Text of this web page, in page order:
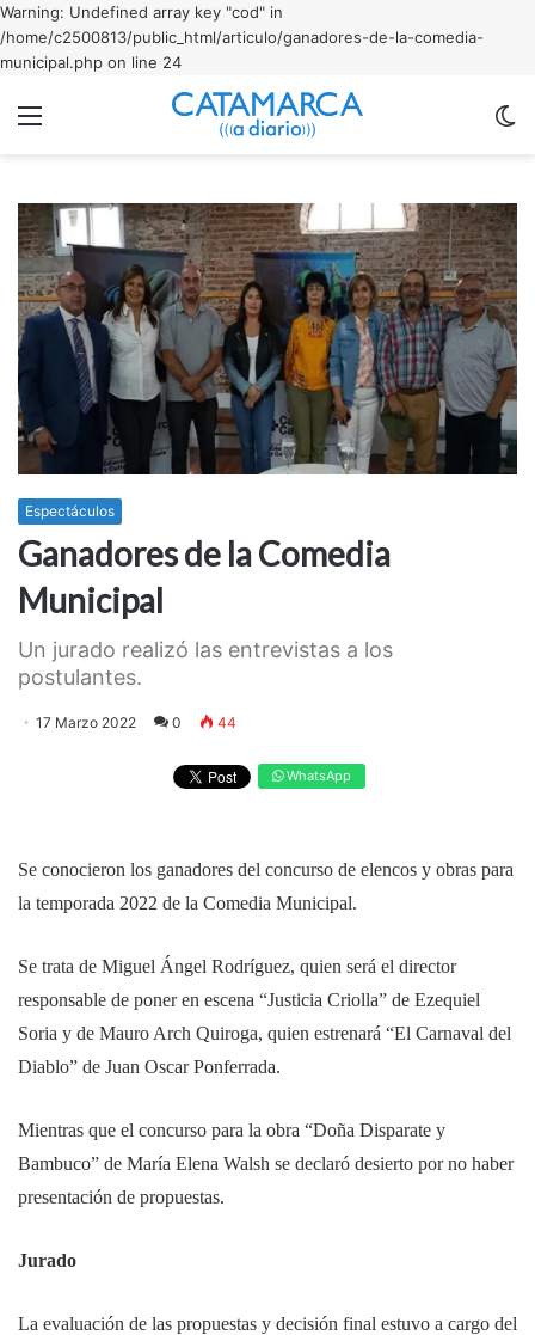
Warning: Undefined array key "cod" in
/home/c2500813/public_html/articulo/ganadores-de-la-comedia-
municipal.php on line 24
Espectáculos
Ganadores de la Comedia
Municipal
Un jurado realizó las entrevistas a los
postulantes.
17 Marzo 2022 0 44
WhatsApp
Se conocieron los ganadores del concurso de elencos y obras para
la temporada 2022 de la Comedia Municipal.
Se trata de Miguel Ángel Rodríguez, quien será el director
responsable de poner en escena “Justicia Criolla” de Ezequiel
Soria y de Mauro Arch Quiroga, quien estrenará “El Carnaval del
Diablo” de Juan Oscar Ponferrada.
Mientras que el concurso para la obra “Doña Disparate y
Bambuco” de María Elena Walsh se declaró desierto por no haber
presentación de propuestas.
Jurado
La evaluación de las propuestas y decisión final estuvo a cargo del